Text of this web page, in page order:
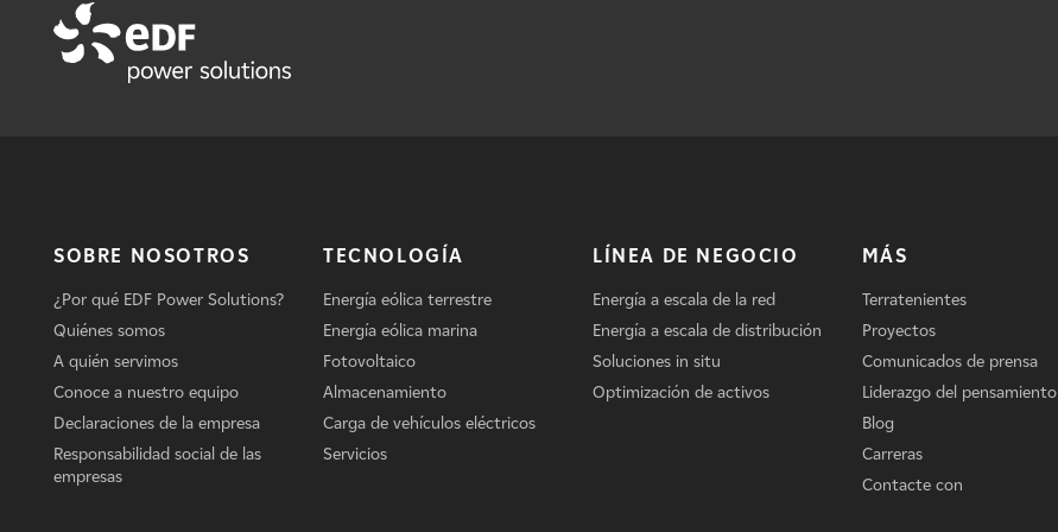
SOBRE NOSOTROS
¿Por qué EDF Power Solutions?
Quiénes somos
A quién servimos
Conoce a nuestro equipo
Declaraciones de la empresa
Responsabilidad social de las
empresas
TECNOLOGÍA
Energía eólica terrestre
Energía eólica marina
Fotovoltaico
Almacenamiento
Carga de vehículos eléctricos
Servicios
LÍNEA DE NEGOCIO
Energía a escala de la red
Energía a escala de distribución
Soluciones in situ
Optimización de activos
MÁS
Terratenientes
Proyectos
Comunicados de prensa
Liderazgo del pensamiento
Blog
Carreras
Contacte con